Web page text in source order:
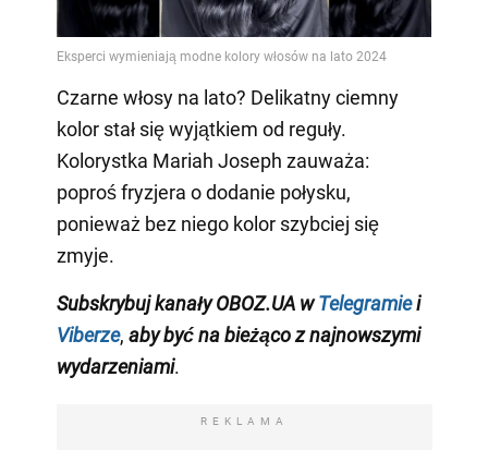
Czarne włosy na lato? Delikatny ciemny
kolor stał się wyjątkiem od reguły.
Kolorystka Mariah Joseph zauważa:
poproś fryzjera o dodanie połysku,
ponieważ bez niego kolor szybciej się
zmyje.
Subskrybuj kanały OBOZ.UA wTelegramiei
Viberze, aby być na bieżąco z najnowszymi
wydarzeniami.
REKLAMA